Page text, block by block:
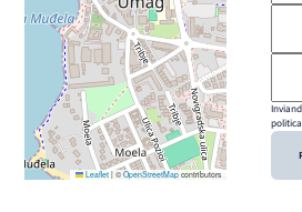
Leaflet |© OpenStreetMapcontributors